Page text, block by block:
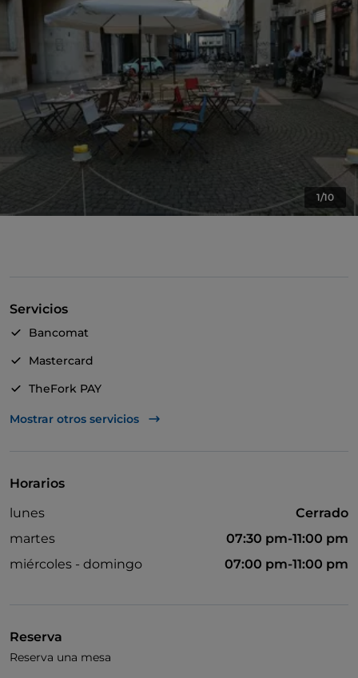
1/10
Servicios
Bancomat
Mastercard
TheFork PAY
UnionPay via TheFork PAY
Mostrar otros servicios
Horarios
lunes
Cerrado
martes
07:30 pm-11:00 pm
miércoles - domingo
07:00 pm-11:00 pm
Reserva
Reserva una mesa